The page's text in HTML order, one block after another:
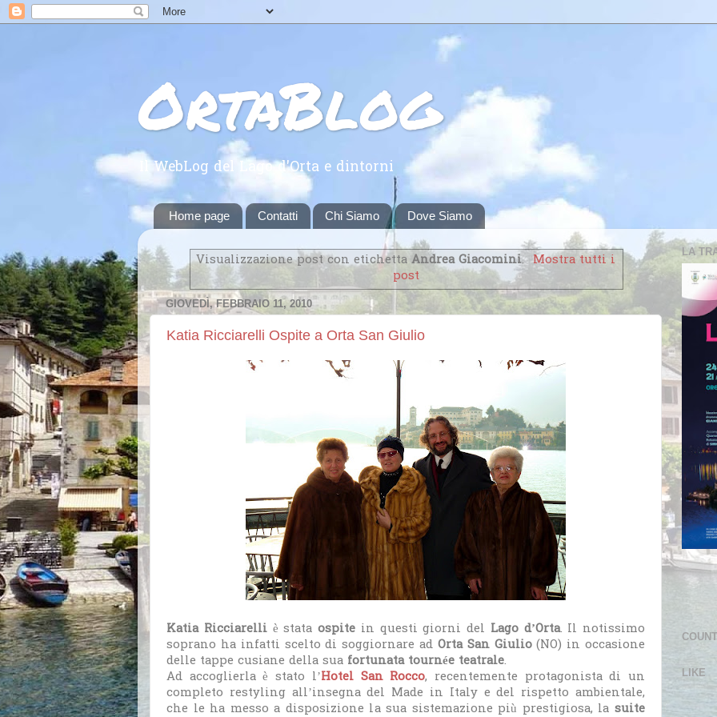
OrtaBlog
Il WebLog del Lago d'Orta e dintorni
Home page Contatti Chi Siamo Dove Siamo
Visualizzazione post con etichettaAndrea Giacomini. Mostra tutti i
post
GIOVEDÌ, FEBBRAIO 11, 2010
Katia Ricciarelli Ospite a Orta San Giulio
Katia Ricciarelliè stata ospite in questi giorni del Lago d’Orta. Il notissimo
soprano ha infatti scelto di soggiornare ad Orta San Giulio(NO) in occasione
delle tappe cusiane della sua fortunata tournée teatrale.
Ad accoglierla è stato l’Hotel San Rocco, recentemente protagonista di un
completo restyling all’insegna del Made in Italy e del rispetto ambientale,
che le ha messo a disposizione la sua sistemazione più prestigiosa, la suite
LA
LIKE